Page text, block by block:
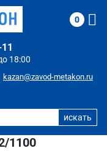
18:00
kazan@zavod-metakon.ru
0
1100